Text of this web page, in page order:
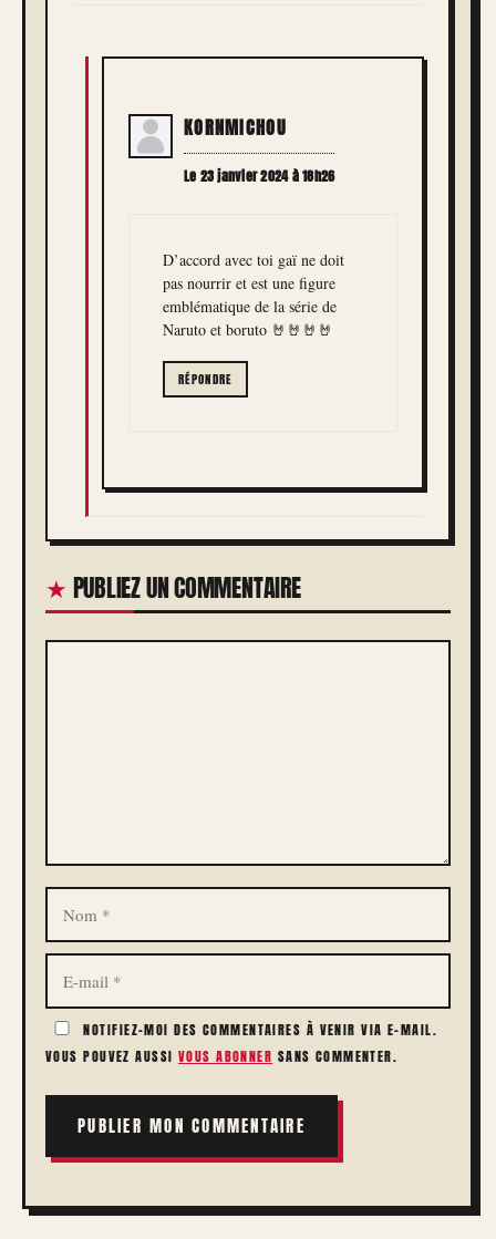
KORNMICHOU
Le 23 janvier 2024 à 18h26
D’accord avec toi gaï ne doit
pas nourrir et est une figure
emblématique de la série de
Naruto et boruto 🤘🤘🤘🤘
RÉPONDRE
PUBLIEZ UN COMMENTAIRE
COMMENTAIRE
NOM
E-
MAIL
NOTIFIEZ-MOI DES COMMENTAIRES À VENIR VIA E-MAIL.
VOUS POUVEZ AUSSI VOUS ABONNER SANS COMMENTER.